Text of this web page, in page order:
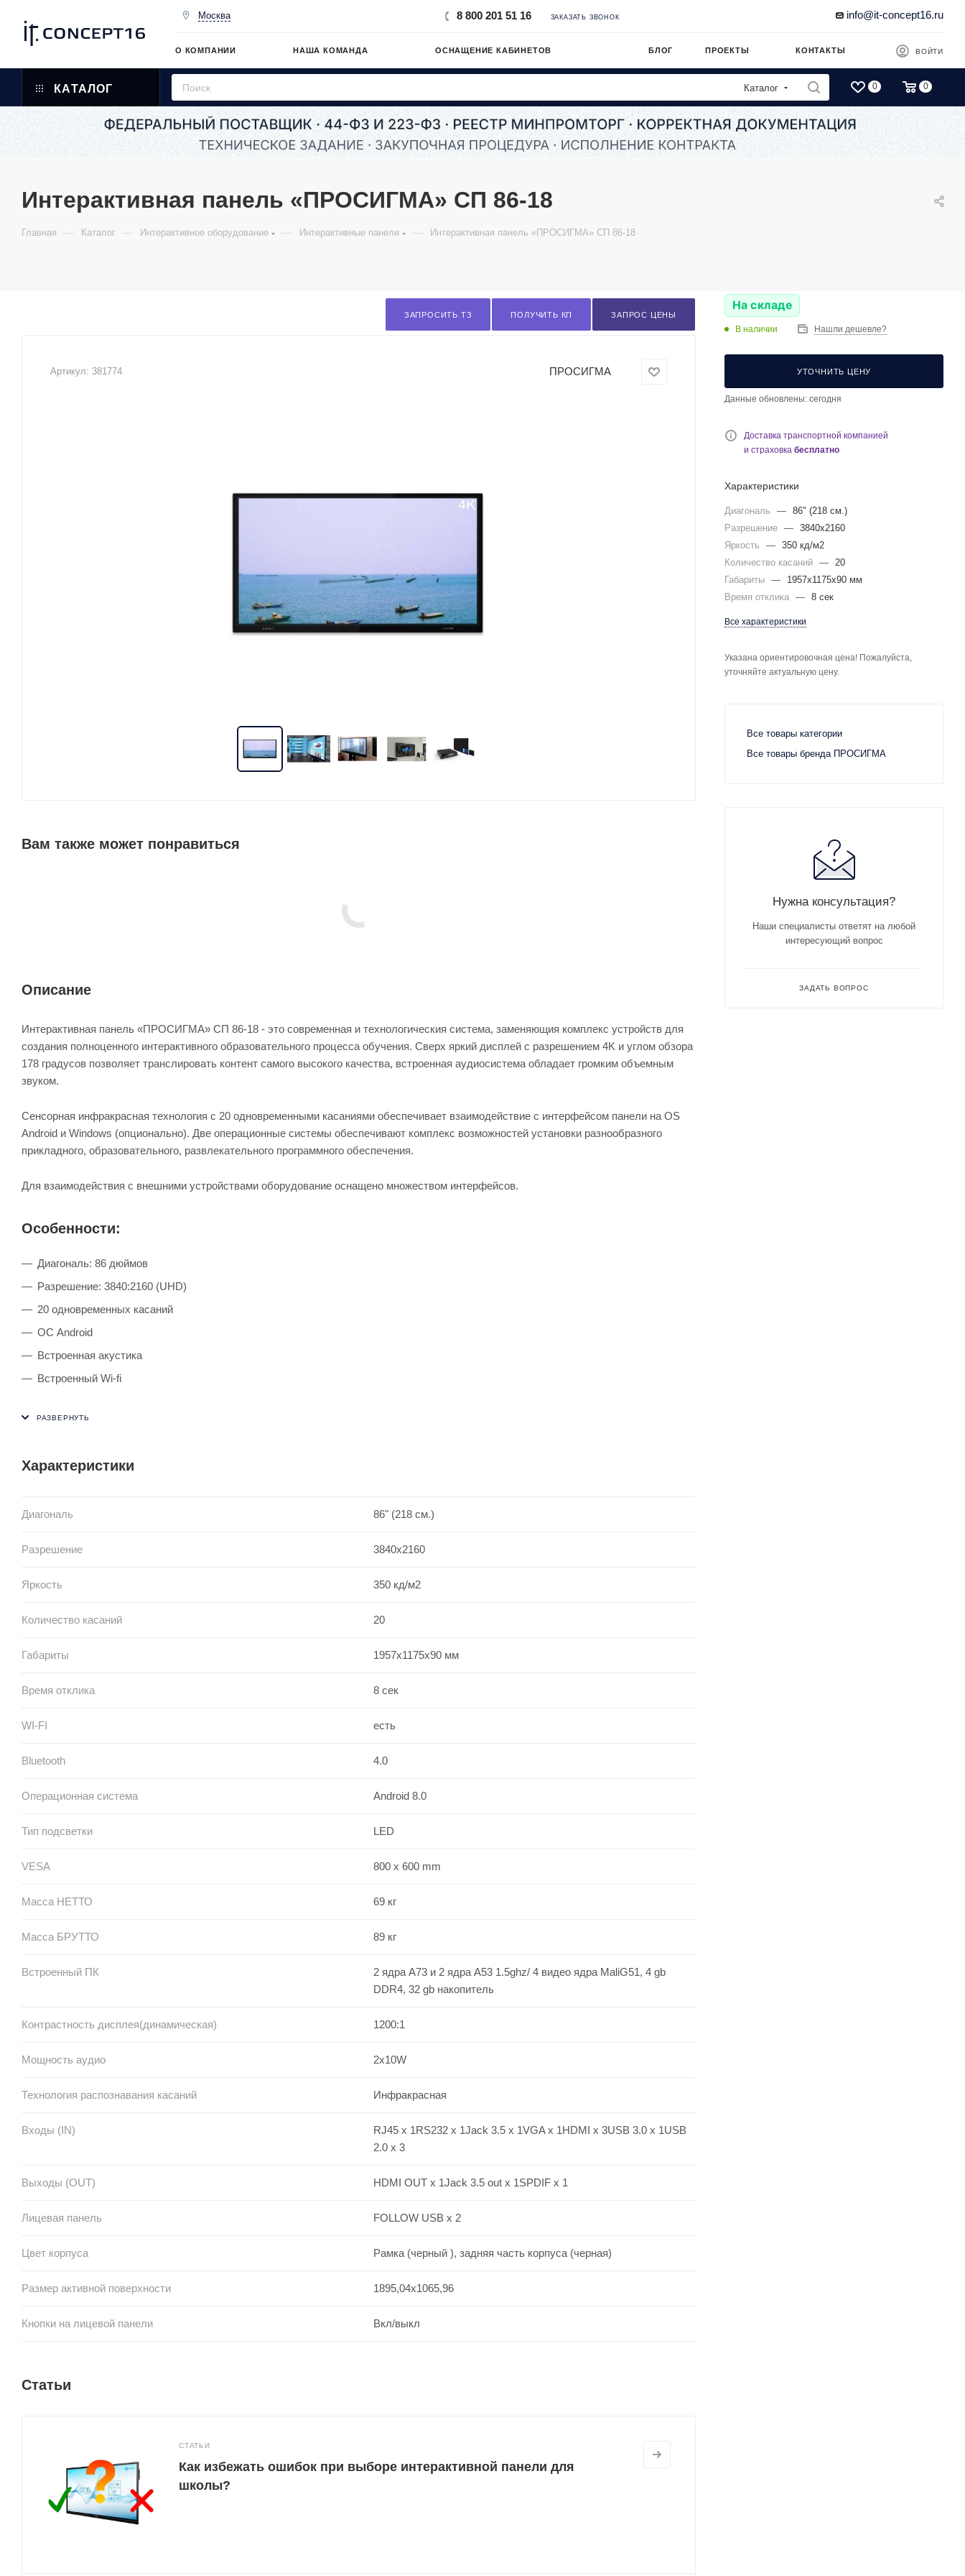
Москва 8 800 201 51 16 ЗАКАЗАТЬ ЗВОНОК info@it-concept16.ru
О КОМПАНИИ НАША КОМАНДА ОСНАЩЕНИЕ КАБИНЕТОВ БЛОГ ПРОЕКТЫ КОНТАКТЫ ВОЙТИ
КАТАЛОГ Каталог 0 0
Интерактивная панель «ПРОСИГМА» СП 86-18
Главная — Каталог — Интерактивное оборудование — Интерактивные панели — Интерактивная панель «ПРОСИГМА» СП 86-18
ЗАПРОСИТЬ ТЗ ПОЛУЧИТЬ КП ЗАПРОС ЦЕНЫ
Артикул: 381774 ПРОСИГМА
Вам также может понравиться
Описание
Интерактивная панель «ПРОСИГМА» СП 86-18 - это современная и технологическия система, заменяющия комплекс устройств для
создания полноценного интерактивного образовательного процесса обучения. Сверх яркий дисплей с разрешением 4K и углом обзора
178 градусов позволяет транслировать контент самого высокого качества, встроенная аудиосистема обладает громким объемным
звуком.
Сенсорная инфракрасная технология с 20 одновременными касаниями обеспечивает взаимодействие с интерфейсом панели на OS
Android и Windows (опционально). Две операционные системы обеспечивают комплекс возможностей установки разнообразного
прикладного, образовательного, развлекательного программного обеспечения.
Для взаимодействия с внешними устройствами оборудование оснащено множеством интерфейсов.
Особенности:
Диагональ: 86 дюймов
Разрешение: 3840:2160 (UHD)
20 одновременных касаний
ОС Android
Встроенная акустика
Встроенный Wi-fi
Характеристики
Диагональ 86" (218 см.)
Разрешение 3840x2160
Яркость 350 кд/м2
Количество касаний 20
Габариты 1957x1175x90 мм
Время отклика 8 сек
WI-FI есть
Bluetooth 4.0
Операционная система Android 8.0
Тип подсветки LED
VESA 800 x 600 mm
Масса НЕТТО 69 кг
Масса БРУТТО 89 кг
Встроенный ПК
2 ядра A73 и 2 ядра A53 1.5ghz/ 4 видео ядра MaliG51, 4 gb
DDR4, 32 gb накопитель
Контрастность дисплея(динамическая) 1200:1
Мощность аудио 2x10W
Технология распознавания касаний Инфракрасная
Входы (IN)
RJ45 x 1RS232 x 1Jack 3.5 x 1VGA x 1HDMI x 3USB 3.0 x 1USB
2.0 x 3
Выходы (OUT) HDMI OUT x 1Jack 3.5 out x 1SPDIF x 1
Лицевая панель FOLLOW USB x 2
Цвет корпуса Рамка (черный ), задняя часть корпуса (черная)
Размер активной поверхности 1895,04x1065,96
Кнопки на лицевой панели Вкл/выкл
Статьи
СТАТЬИ
Как избежать ошибок при выборе интерактивной панели для
школы?
На складе
В наличии Нашли дешевле?
УТОЧНИТЬ ЦЕНУ
Данные обновлены: сегодня
Доставка транспортной компанией
и страховка бесплатно
Характеристики
Диагональ — 86" (218 см.)
Разрешение — 3840x2160
Яркость
— 350 кд/м2
Количество касаний — 20
Габариты —
1957x1175x90 мм
Время отклика — 8 сек
Все характеристики
Указана ориентировочная цена! Пожалуйста,
уточняйте актуальную цену.
Все товары категории
Все товары бренда ПРОСИГМА
Нужна консультация?
Наши специалисты ответят на любой
интересующий вопрос
ЗАДАТЬ ВОПРОС